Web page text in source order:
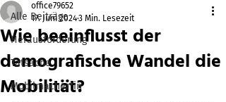
Alle Beiträge
Herausforderung
Tatsache
Mobilmacher*in
Wie beeinflusst der
demografische Wandel die
Mobilität?
office79652
17. Juni 20243 Min. Lesezeit